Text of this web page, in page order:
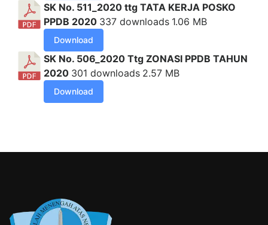
SK No. 511_2020 ttg TATA KERJA POSKO
PPDB 2020 337 downloads 1.06 MB
Download
SK No. 506_2020 Ttg ZONASI PPDB TAHUN
2020 301 downloads 2.57 MB
Download